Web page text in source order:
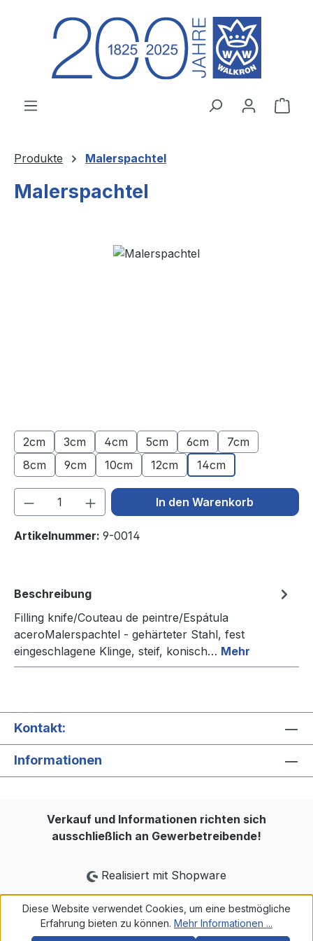
Zum Hauptinhalt springen
Produkte Malerspachtel
Malerspachtel
Bildergalerie überspringen
2cm 3cm 4cm 5cm 6cm
7cm
8cm
9cm 10cm 12cm 14cm
Produkt Anzahl: Gib denIn den Warenkorb
Artikelnummer: 9-0014
Beschreibung
Filling knife/Couteau de peintre/Espátula
aceroMalerspachtel - gehärteter Stahl, fest
eingeschlagene Klinge, steif, konisch… Mehr
Kontakt:
Informationen
Verkauf und Informationen richten sich
ausschließlich an Gewerbetreibende!
Realisiert mit Shopware
Diese Website verwendet Cookies, um eine bestmögliche
Erfahrung bieten zu können. Mehr Informationen ...